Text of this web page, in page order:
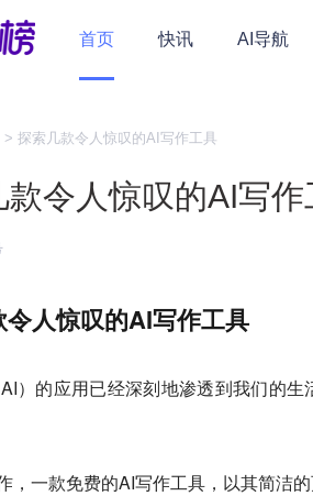
首页 快讯 AI导航
> 探索几款令人惊叹的AI写作工具
款令人惊叹的AI写作
人惊叹的AI写作工具
）的应用已经深刻地渗透到我们的
，一款免费的AI写作工具，以其简洁